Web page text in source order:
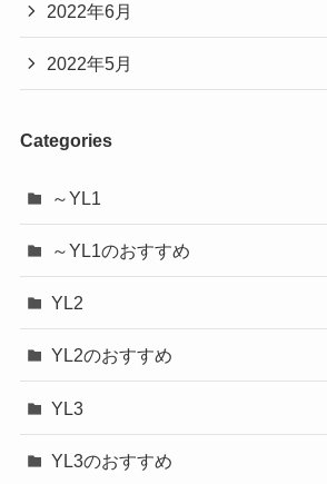
2022年6月
2022年5月
Categories
～YL1
～YL1のおすすめ
YL2
YL2のおすすめ
YL3
YL3のおすすめ